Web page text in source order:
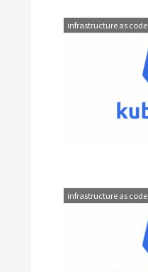
infrastructure as code
infrastructure as code